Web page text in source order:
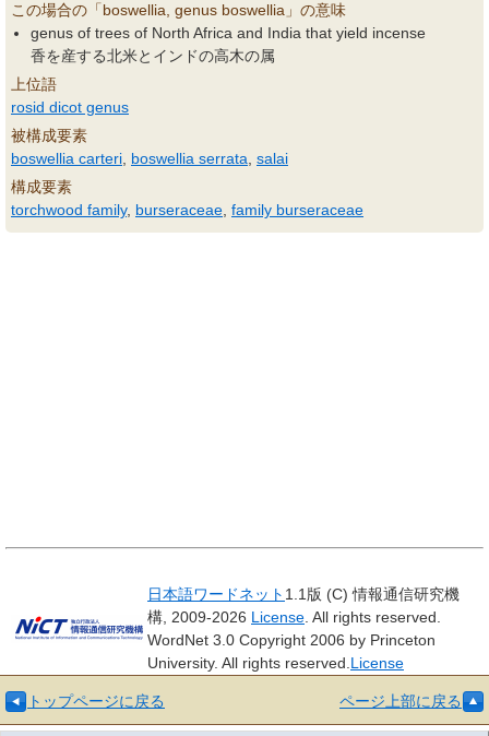
この場合の「boswellia, genus boswellia」の意味
genus of trees of North Africa and India that yield incense
香を産する北米とインドの高木の属
上位語
rosid dicot genus
被構成要素
boswellia carteri boswellia serrata salai
構成要素
torchwood family, burseraceae family burseraceae
日本語ワードネット 1.1版 (C) 情報通信研究機
構, 2009-2026 License . All rights reserved.
WordNet 3.0 Copyright 2006 by Princeton
University. All rights reserved. License
トップページに戻る ページ上部に戻る